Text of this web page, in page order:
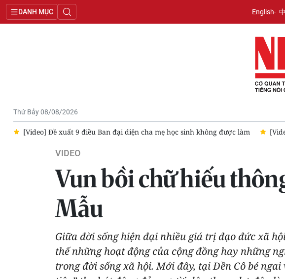
DANH MỤC English
Thứ Bảy 08/08/2026
không được làm [Video] Dự báo thời tiết ngày 8/8/2026: Nắng trở lại tại Bắc
VIDEO
Vun bồi chữ hiếu
Mẫu
Giữa đời sống hiện đại nhiều giá trị đạo đức xã
thế những hoạt động của cộng đồng hay những
trong đời sống xã hội. Mới đây, tại Đền Cô bé